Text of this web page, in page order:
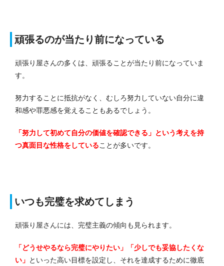
頑張るのが当たり前になっている
頑張り屋さんの多くは、頑張ることが当たり前になっていま
す。
努力することに抵抗がなく、むしろ努力していない自分に違
和感や罪悪感を覚えることもあるでしょう。
「努力して初めて自分の価値を確認できる」という考えを持
つ真面目な性格をしていることが多いです。
いつも完璧を求めてしまう
頑張り屋さんには、完璧主義の傾向も見られます。
「どうせやるなら完璧にやりたい」「少しでも妥協したくな
い」 といった高い目標を設定し、それを達成するために徹底